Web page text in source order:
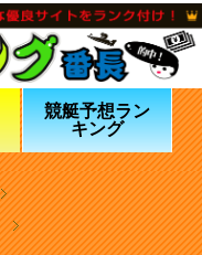
競艇予想ラン
キング